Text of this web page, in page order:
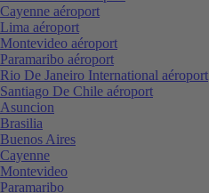
Cayenne aéroport
Lima aéroport
Montevideo aéroport
Paramaribo aéroport
Rio De Janeiro International aéroport
Santiago De Chile aéroport
Asuncion
Brasilia
Buenos Aires
Cayenne
Montevideo
Paramaribo